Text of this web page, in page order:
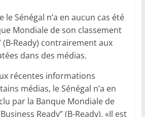
le Sénégal n’a en aucun cas été
Mondiale de son classement
(B-Ready) contrairement aux
dans des médias.
récentes informations
médias, le Sénégal n’a en
par la Banque Mondiale de
Ready” (B-Ready). «Il est